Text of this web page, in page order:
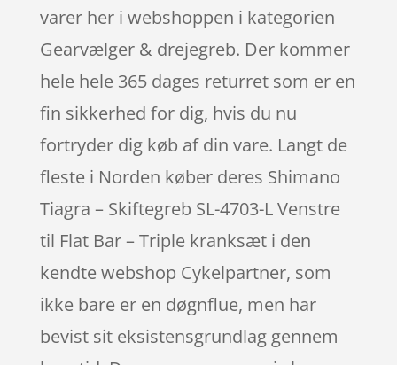
varer her i webshoppen i kategorien
Gearvælger & drejegreb. Der kommer
hele hele 365 dages returret som er en
fin sikkerhed for dig, hvis du nu
fortryder dig køb af din vare. Langt de
fleste i Norden køber deres Shimano
Tiagra – Skiftegreb SL-4703-L Venstre
til Flat Bar – Triple kranksæt i den
kendte webshop Cykelpartner, som
ikke bare er en døgnflue, men har
bevist sit eksistensgrundlag gennem